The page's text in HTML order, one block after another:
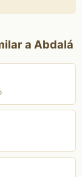
a Abdalá